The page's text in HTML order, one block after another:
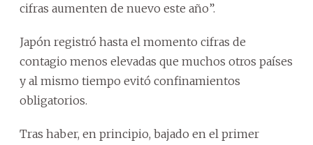
cifras aumenten de nuevo este año”.
Japón registró hasta el momento cifras de
contagio menos elevadas que muchos otros países
y al mismo tiempo evitó confinamientos
obligatorios.
Tras haber, en principio, bajado en el primer